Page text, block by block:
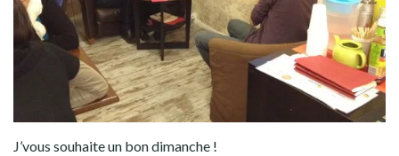
J’vous souhaite un bon dimanche !